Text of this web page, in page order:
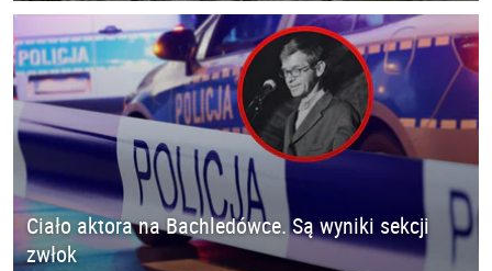
Ciało aktora na Bachledówce. Są wyniki sekcji
zwłok